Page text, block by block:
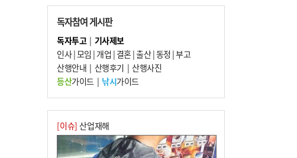
7
법원, 단차 논란 북항 복합환승센터 공사중
지 관련 현장검증
8
통영시민 추석 전 35만 원 받는다
9
부산 철강공장 50대 노동자 추락사
10 국힘 부산시당, ‘정이한 조력’ 시의원 윤리
위에…‘한동훈 지지’도 신고접수
독자참여 게시판
독자투고| 기사제보
인사|모임 | 개업 | 결혼|출산|동정 |부고
산행안내 | 산행후기 | 산행사진
등산가이드| 낚시가이드
[이슈] 산업재해